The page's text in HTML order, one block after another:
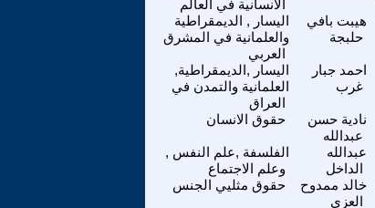
الانسانية في العالم
اليسار , الديمقراطية
والعلمانية في المشرق
العربي
هيبت بافي
حلبجة
اليسار ,الديمقراطية,
العلمانية والتمدن في
العراق
احمد جبار
غرب
حقوق الانسان
نادية حسن
عبدالله
الفلسفة ,علم النفس ,
وعلم الاجتماع
عبدالله
الداخل
حقوق مثليي الجنس
خالد ممدوح
العزي